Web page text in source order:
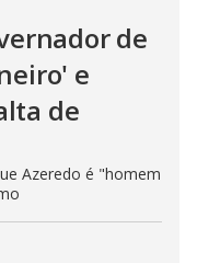
de
e
de
Azeredo é "homem